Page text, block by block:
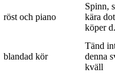
röst och piano
Spinn,
kära
köper
blandad kör
Tänd
denna
kväll